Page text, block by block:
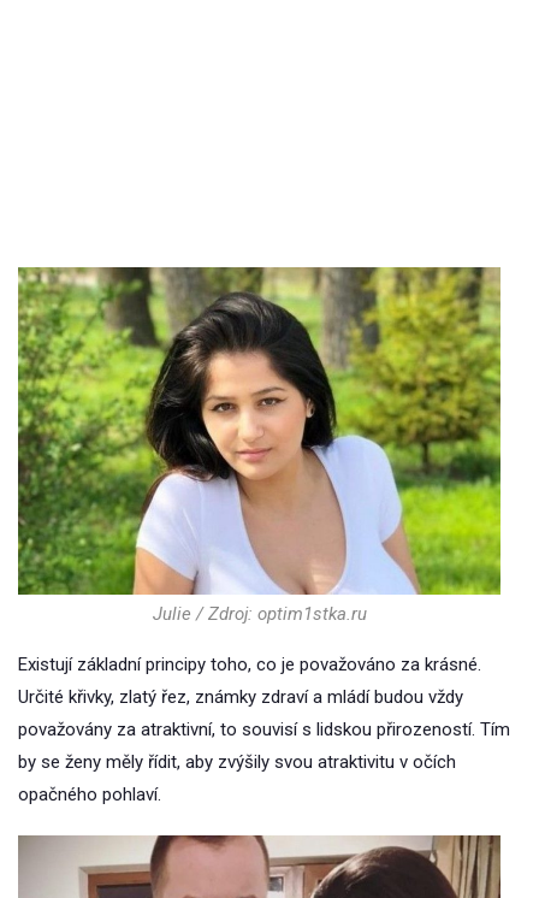
Julie / Zdroj: optim1stka.ru
Existují základní principy toho, co je považováno za krásné.
Určité křivky, zlatý řez, známky zdraví a mládí budou vždy
považovány za atraktivní, to souvisí s lidskou přirozeností. Tím
by se ženy měly řídit, aby zvýšily svou atraktivitu v očích
opačného pohlaví.